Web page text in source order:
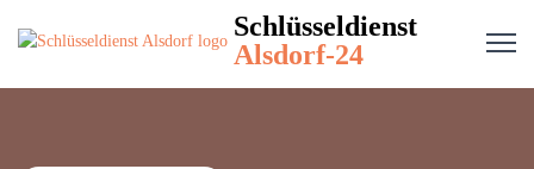
Schlüsseldienst
Alsdorf-24